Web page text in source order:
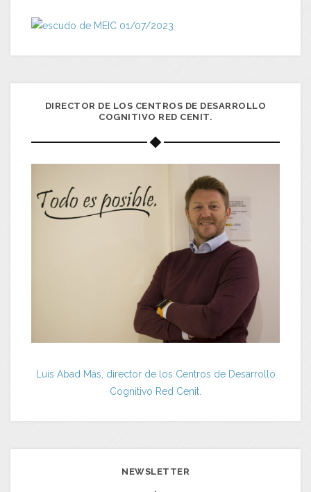
DIRECTOR DE LOS CENTROS DE DESARROLLO
COGNITIVO RED CENIT.
Luis Abad Más, director de los Centros de Desarrollo
Cognitivo Red Cenit.
NEWSLETTER